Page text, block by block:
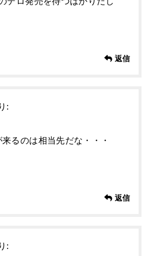
返信
:
るのは相当先だな・・・
返信
: